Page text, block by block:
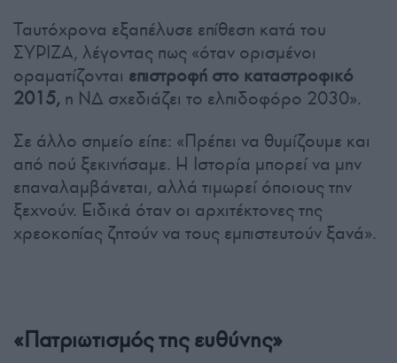
Ταυτόχρονα εξαπέλυσε επίθεση κατά του
ΣΥΡΙΖΑ, λέγοντας πως «όταν ορισμένοι
οραματίζονται επιστροφή στο καταστροφικό
2015, η ΝΔ σχεδιάζει το ελπιδοφόρο 2030».
Σε άλλο σημείο είπε: «Πρέπει να θυμίζουμε και
από πού ξεκινήσαμε. Η Ιστορία μπορεί να μην
επαναλαμβάνεται, αλλά τιμωρεί όποιους την
ξεχνούν. Ειδικά όταν οι αρχιτέκτονες της
χρεοκοπίας ζητούν να τους εμπιστευτούν ξανά».
«Πατριωτισμός της ευθύνης»